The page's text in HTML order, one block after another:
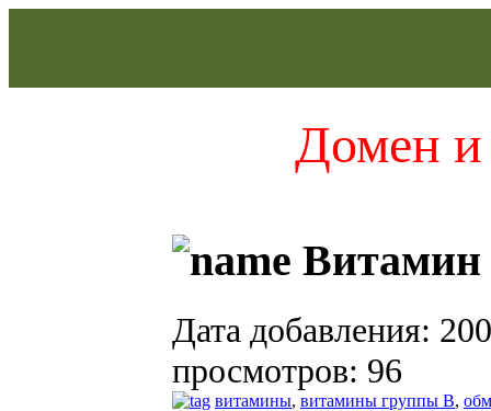
Домен и
Дата добавления:
просмотров: 96
витамины, витамины группы В,